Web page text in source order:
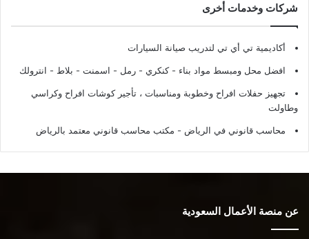
شركات وخدمات أخرى
أكاديمية تي أي تي لتدريب صيانة السيارات
افضل محل ومبسط مواد بناء - كنكري - رمل - اسمنت - بلاط - انترولك
تجهيز حفلات افراح وخطوبة ومناسبات ، تأجير كوشات افراح وكراسي
وطاولت
محاسب قانوني في الرياض - مكتب محاسب قانوني معتمد بالرياض
عن منصة الأعمال السعودية